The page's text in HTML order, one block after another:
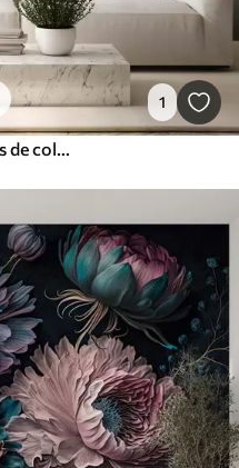
1
Un ramo de exuberantes peonías de colores pastel y otras flores sobre un fondo suave y difuminado